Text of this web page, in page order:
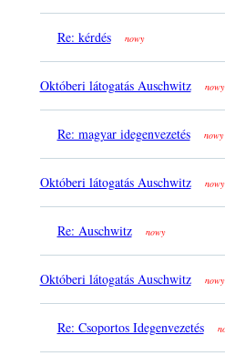
Re: kérdés nowy
Októberi látogatás Auschwitz nowy
Re: magyar idegenvezetés nowy
Októberi látogatás Auschwitz nowy
Re: Auschwitz nowy
Októberi látogatás Auschwitz nowy
Re: Csoportos Idegenvezetés